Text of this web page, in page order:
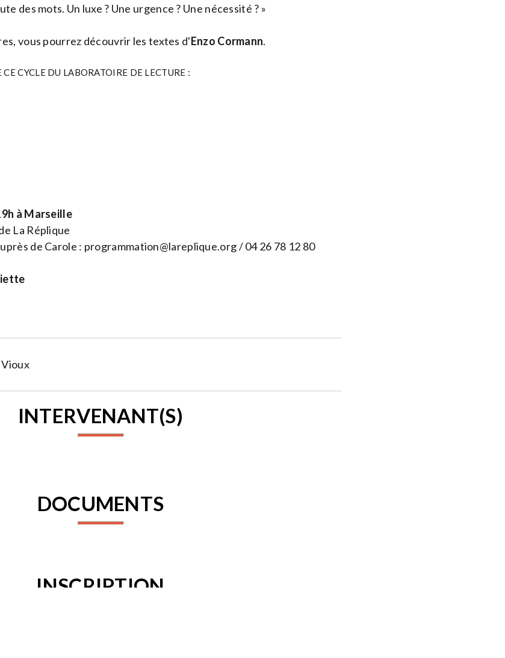
des mots. Un luxe ? Une urgence ? Une nécessité ? »
vous pourrez découvrir les textes d'Enzo Cormann.
CYCLE DU LABORATOIRE DE LECTURE :
à Marseille
La Réplique
de Carole : programmation@lareplique.org/ 04 26 78 12 80
INTERVENANT(S)
DOCUMENTS
INSCRIPTION